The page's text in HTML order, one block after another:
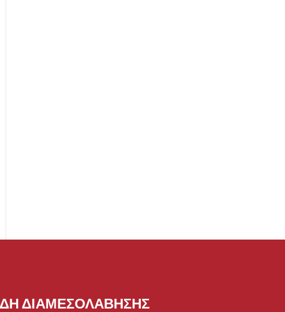
ΔΙΑΜΕΣΟΛΑΒΗΣΗΣ